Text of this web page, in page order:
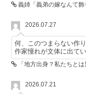
義姉「義弟の嫁なんて飾り
2026.07.27
何、このつまらない作
作家憧れが文体に出て
「地方出身？私たちとは別テ
2026.07.21